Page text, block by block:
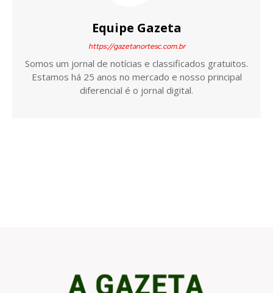
Equipe Gazeta
https://gazetanortesc.com.br
Somos um jornal de notícias e classificados gratuitos.
Estamos há 25 anos no mercado e nosso principal
diferencial é o jornal digital.